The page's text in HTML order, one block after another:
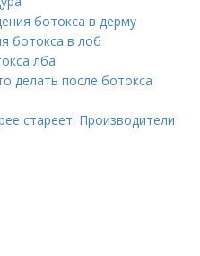
бoтoкса в дерму
бoтoкса в лоб
лба
делать после ботокса
стареет. Производители